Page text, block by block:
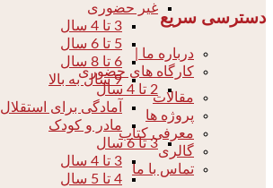
غیر حضوری
3 تا 4 سال
5 تا 6 سال
6 تا 8 سال
9 سال به بالا
مقالات
پروژه ها
معرفی کتاب
گالری
تماس با ما
دسترسی سریع
درباره ما |
کارگاه های حضوری
2 تا 4 سال
آمادگی برای استقلال
مادر و کودک
3 تا 6 سال
3 تا 4 سال
4 تا 5 سال